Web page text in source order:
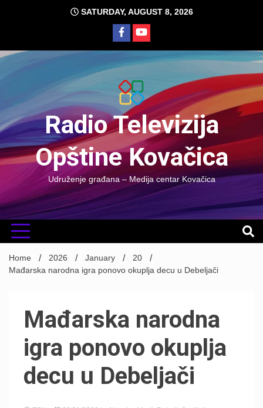
SATURDAY, AUGUST 8, 2026
Radio Televizija
Opštine Kovačica
Udruženje građana – Medija centar Kovačica
Home 2026 January
20
Mađarska narodna igra ponovo okuplja decu u Debeljači
Mađarska narodna
igra ponovo okuplja
decu u Debeljači